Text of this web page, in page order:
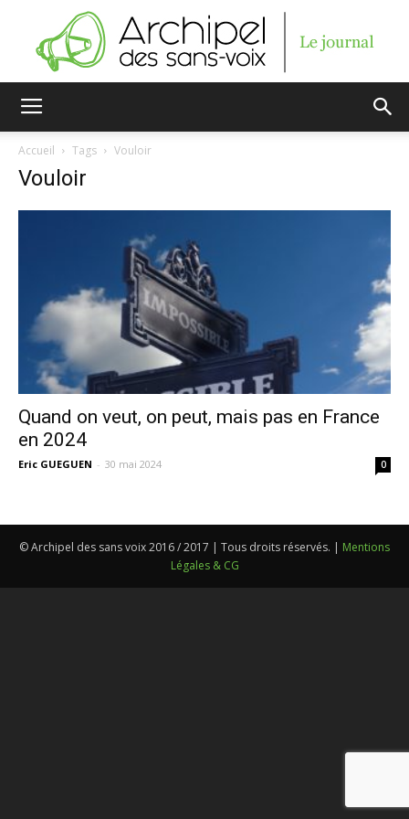
sans-
voix
Accueil Tags Vouloir
Vouloir
Quand on veut, on peut, mais pas en France
en 2024
Eric GUEGUEN - 30 mai 2024 0
© Archipel des sans voix 2016 / 2017 | Tous droits réservés. | Mentions
Légales & CG